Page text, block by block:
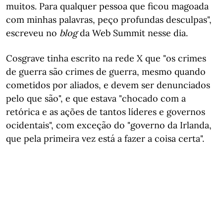
muitos. Para qualquer pessoa que ficou magoada
com minhas palavras, peço profundas desculpas",
escreveu no blogda Web Summit nesse dia.
Cosgrave tinha escrito na rede X que "os crimes
de guerra são crimes de guerra, mesmo quando
cometidos por aliados, e devem ser denunciados
pelo que são", e que estava "chocado com a
retórica e as ações de tantos líderes e governos
ocidentais", com exceção do "governo da Irlanda,
que pela primeira vez está a fazer a coisa certa".